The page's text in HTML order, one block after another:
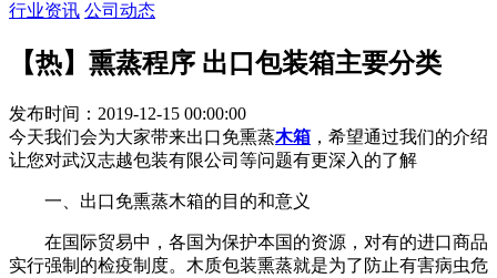
行业资讯 公司动态
【热】熏蒸程序 出口包装箱主要分类
发布时间：2019-12-15 00:00:00
今天我们会为大家带来出口免熏蒸木箱 ，希望通过我们的介绍
让您对武汉志越包装有限公司等问题有更深入的了解
一、出口免熏蒸木箱的目的和意义
在国际贸易中，各国为保护本国的资源，对有的进口商品
实行强制的检疫制度。木质包装熏蒸就是为了防止有害病虫危